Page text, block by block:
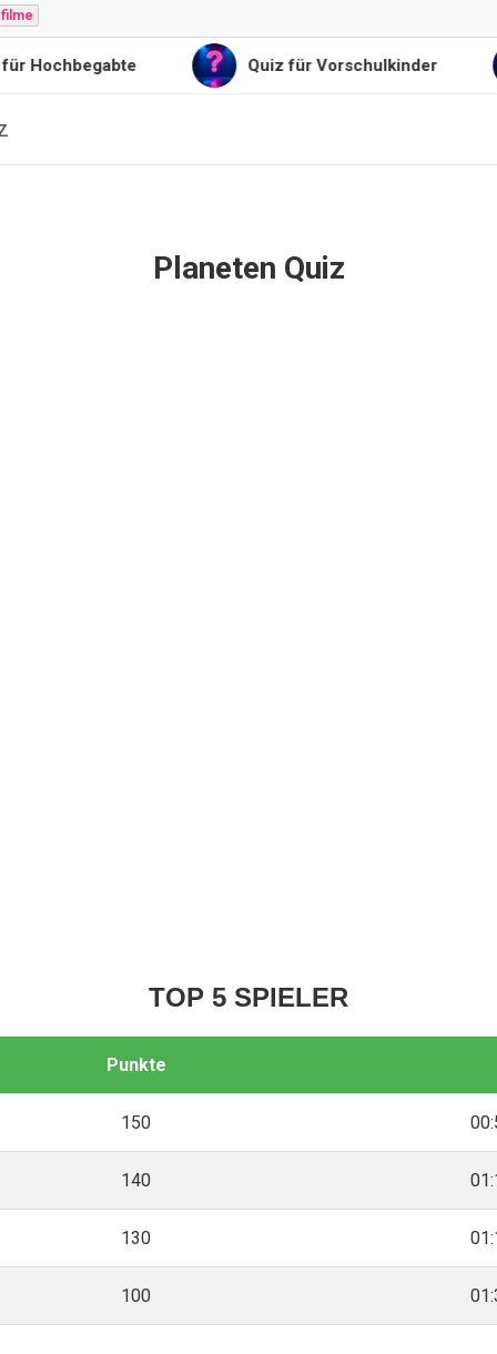
Quiz für Vorschulkinder
Planeten Quiz
TOP 5 SPIELER
Punkte
150
140
130
100